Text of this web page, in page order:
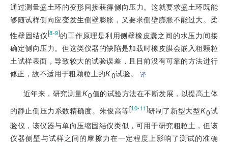
通过测量盛土环的变形间接获得侧向压力。这就要求盛土环既能
够随试样侧向应变发生侧壁膨胀，又要求侧壁膨胀不能过大。柔
性壁固结仪[8-9]的工作原理是利用侧壁橡皮囊之间的水压力间接
确定侧向压力。但这类仪器的缺陷是加载时橡皮膜会嵌入粗颗粒
土试样表面，导致较大的试验误差，且目前没有可靠的方法进行
修正，故不适用于粗颗粒土的K0试验。 译
近年来，研究测量K0值的试验方法在不断发展，以提高土体
的静止侧压力系数精确度。朱俊高等[10-11]研制了新型大型K0试
验仪，该仪器与单向压缩固结仪类似，可用于研究粗粒土，但该
仪器侧壁与试样之间的摩擦力在一定程度上影响了测试的准确